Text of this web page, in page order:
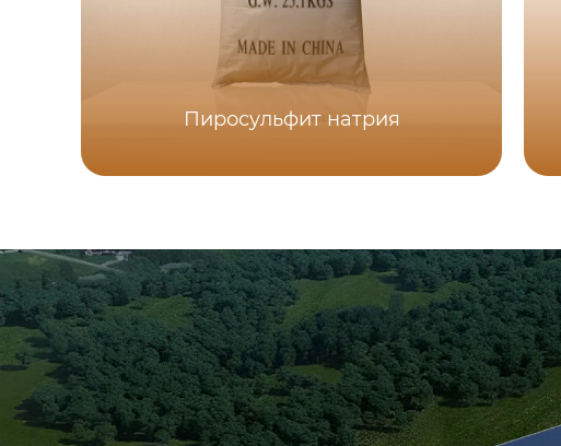
Пиросульфит натрия